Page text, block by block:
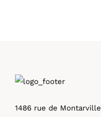
1486 rue de Montarville